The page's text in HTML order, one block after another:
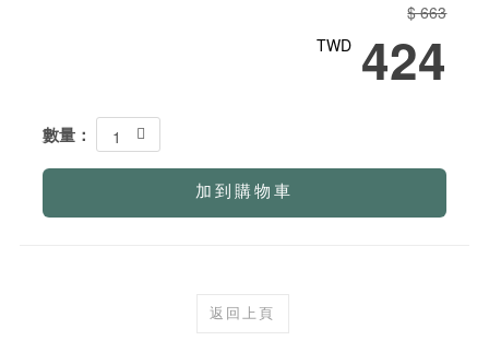
$ 663
TWD 424
數量： 1
加到購物車
返回上頁